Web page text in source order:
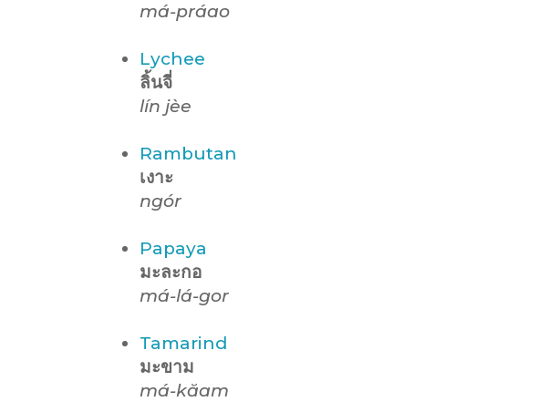
má-práao
Lychee
ลิ้นจี่
lín jèe
Rambutan
เงาะ
ngór
Papaya
มะละกอ
má-lá-gor
Tamarind
มะขาม
má-kăam